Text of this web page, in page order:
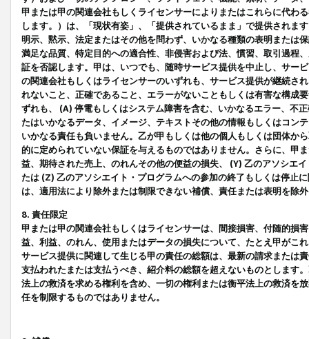
甲または甲の関連会社もしくライセンサーによりまたはこれらに代わ
します。）は、「現状有姿」、「提供されているまま」で提供されま
明示、黙示、法定またはその他を問わず、いかなる種類の表明または
満足な品質、特定目的への適合性、非侵害および法、慣習、取引過程
証を否認します。甲は、いつでも、随時サービス提供を中止し、サー
の関連会社もしくはライセンサーのいずれも、サービス提供が継続さ
れないこと、正確であること、エラーがないこともしくは有害な構成
ずれも、 (A) 停電もしくはシステム障害を含む、いかなるエラー、不
たはいかなるデータ、イメージ、テキストその他の情報もしくはコン
いかなる責任も負いません。乙が甲もしくは他の個人もしくは団体か
的に定められていない保証を与えるものではありません。さらに、甲
益、期待された売上、のれんその他の便益の損失、 (Y) 乙のアソシエ
たは (Z) 乙のアソシエイト・プログラムへの参加の終了もしくは停止
は、適用法により除外または制限できない補償、責任または表明を除
8. 責任限定
甲または甲の関連会社もしくはライセンサーは、間接損害、付随的損
益、利益、のれん、使用またはデータの損失について、たとえ甲がこ
サービス提供に関連して生じる甲の責任の総額は、最新の請求または
支払われたまたは支払うべき、紹介料の総額を超えないものとします
法上の救済を求める権利を含め、一切の権利または衡平法上の救済を
任を制限するものではありません。